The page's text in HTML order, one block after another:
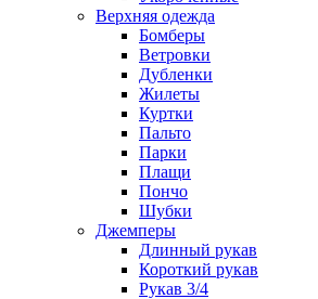
Верхняя одежда
Бомберы
Ветровки
Дубленки
Жилеты
Куртки
Пальто
Парки
Плащи
Пончо
Шубки
Джемперы
Длинный рукав
Короткий рукав
Рукав 3/4